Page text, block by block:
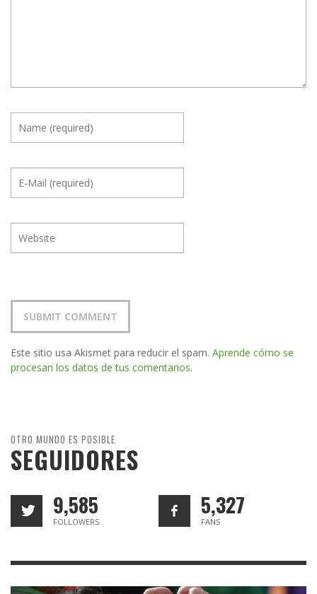
Este sitio usa Akismet para reducir el spam. Aprende cómo se
procesan los datos de tus comentarios.
OTRO MUNDO ES POSIBLE
SEGUIDORES
9,585
FOLLOWERS
5,327
FANS